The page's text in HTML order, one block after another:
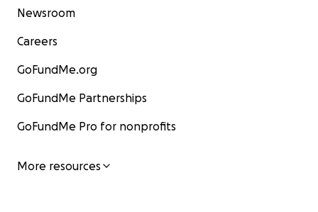
Newsroom
Careers
GoFundMe.org
GoFundMe Partnerships
GoFundMe Pro for nonprofits
More resources